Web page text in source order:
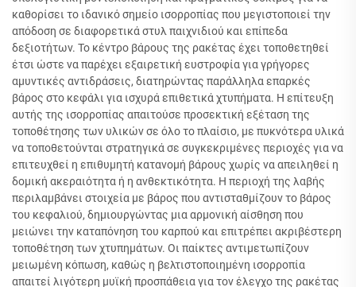
καθορίσει το ιδανικό σημείο ισορροπίας που μεγιστοποιεί την
απόδοση σε διαφορετικά στυλ παιχνιδιού και επίπεδα
δεξιοτήτων. Το κέντρο βάρους της ρακέτας έχει τοποθετηθεί
έτσι ώστε να παρέχει εξαιρετική ευστροφία για γρήγορες
αμυντικές αντιδράσεις, διατηρώντας παράλληλα επαρκές
βάρος στο κεφάλι για ισχυρά επιθετικά χτυπήματα. Η επίτευξη
αυτής της ισορροπίας απαιτούσε προσεκτική εξέταση της
τοποθέτησης των υλικών σε όλο το πλαίσιο, με πυκνότερα υλικά
να τοποθετούνται στρατηγικά σε συγκεκριμένες περιοχές για να
επιτευχθεί η επιθυμητή κατανομή βάρους χωρίς να απειληθεί η
δομική ακεραιότητα ή η ανθεκτικότητα. Η περιοχή της λαβής
περιλαμβάνει στοιχεία με βάρος που αντισταθμίζουν το βάρος
του κεφαλιού, δημιουργώντας μια αρμονική αίσθηση που
μειώνει την καταπόνηση του καρπού και επιτρέπει ακριβέστερη
τοποθέτηση των χτυπημάτων. Οι παίκτες αντιμετωπίζουν
μειωμένη κόπωση, καθώς η βελτιστοποιημένη ισορροπία
απαιτεί λιγότερη μυϊκή προσπάθεια για τον έλεγχο της ρακέτας